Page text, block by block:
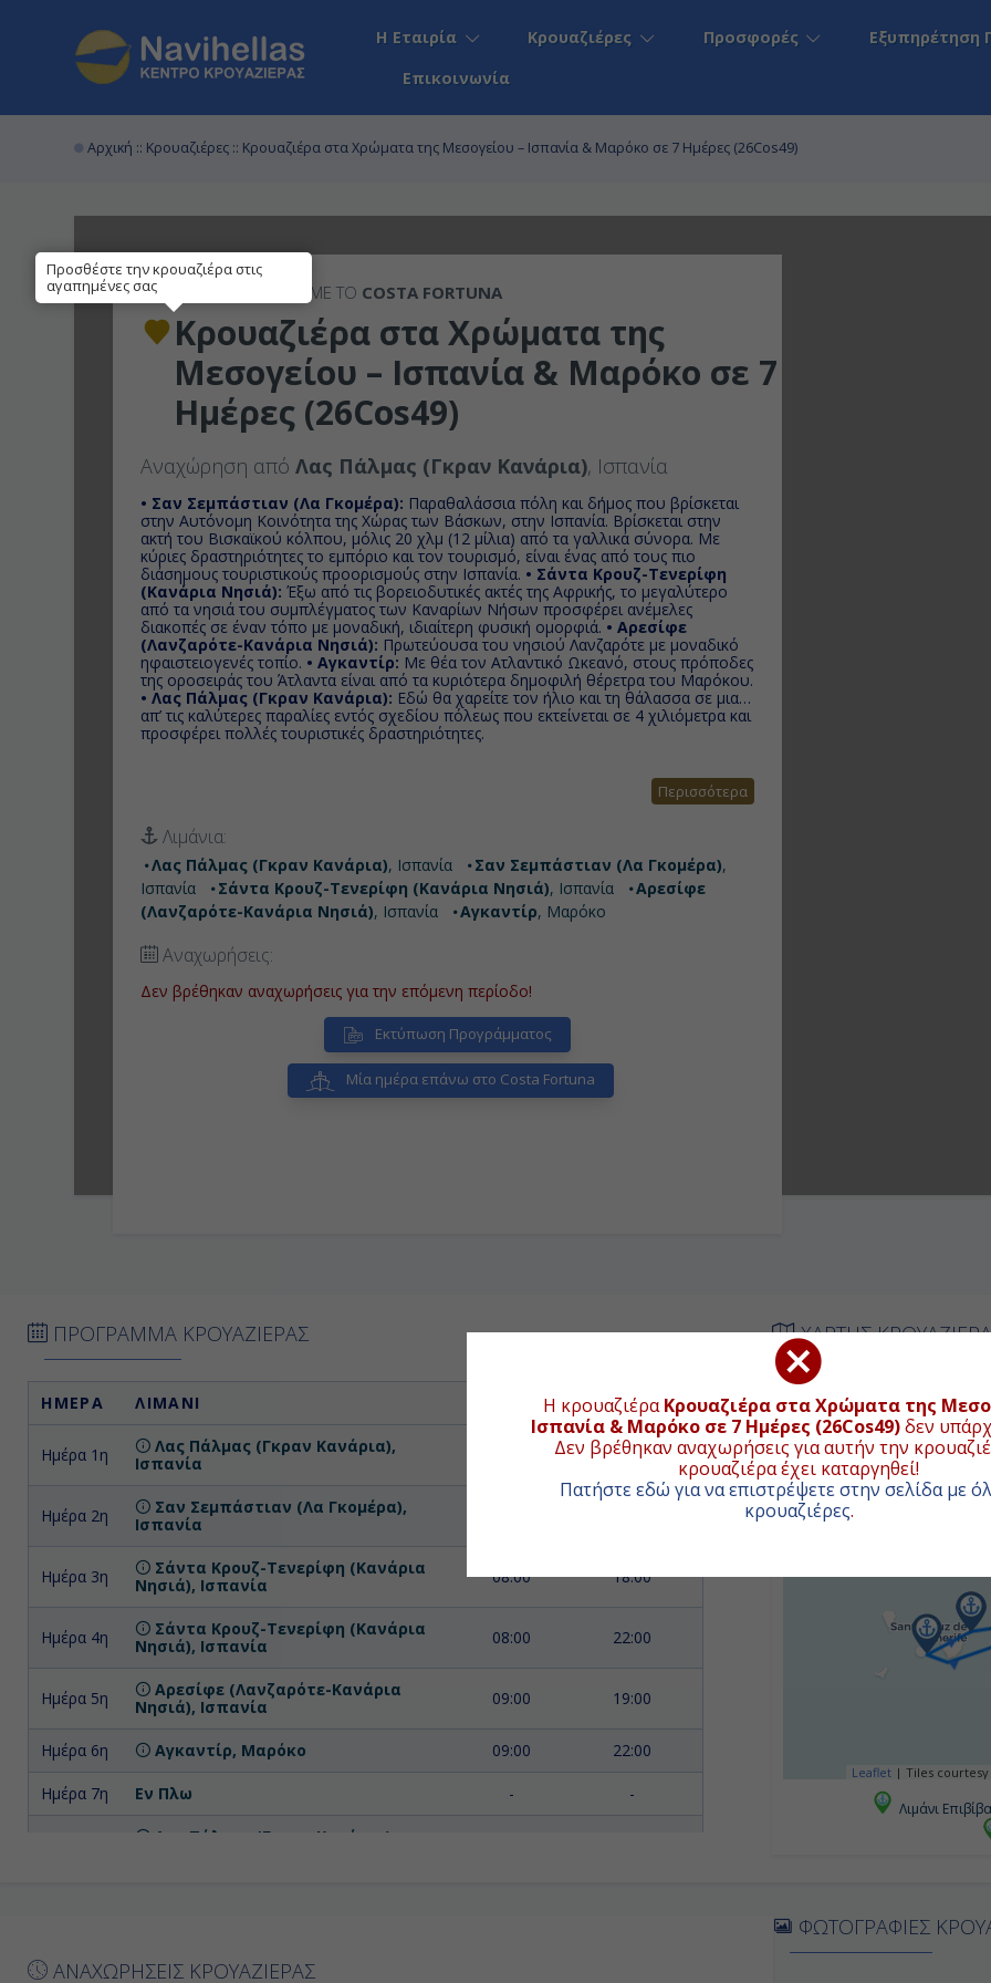
Η κρουαζιέραΚρουαζιέρα στα Χρώματα της
Ισπανία & Μαρόκο σε 7 Ημέρες (26Cos49)δεν
Δεν βρέθηκαν αναχωρήσεις για αυτήν την
κρουαζιέρα έχει καταργηθεί!
Πατήστε εδώ για να επιστρέψετε στην σελίδα με
κρουαζιέρες.
Η Εταιρία Κρουαζιέρες Προσφορές
Εξυπηρέτηση
Επικοινωνία
Αρχική :: Κρουαζιέρες :: Κρουαζιέρα στα Χρώματα της Μεσογείου – Ισπανία & Μαρόκο σε 7 Ημέρες (26Cos49)
7ΉΜΕΡΗ ΚΡΟΥΑΖΙΕΡΑ ΜΕ ΤΟ COSTA FORTUNA
Κρουαζιέρα στα Χρώματα της
Μεσογείου – Ισπανία & Μαρόκο σε 7
Ημέρες (26Cos49)
Αναχώρηση απόΛας Πάλμας (Γκραν Κανάρια), Ισπανία
• Σαν Σεμπάστιαν (Λα Γκομέρα): Παραθαλάσσια πόλη και δήμος που βρίσκεται
στην Αυτόνομη Κοινότητα της Χώρας των Βάσκων, στην Ισπανία. Βρίσκεται στην
ακτή του Βισκαϊκού κόλπου, μόλις 20 χλμ (12 μίλια) από τα γαλλικά σύνορα. Με
κύριες δραστηριότητες το εμπόριο και τον τουρισμό, είναι ένας από τους πιο
διάσημους τουριστικούς προορισμούς στην Ισπανία. • Σάντα Κρουζ-Τενερίφη
(Κανάρια Νησιά): Έξω από τις βορειοδυτικές ακτές της Αφρικής, το μεγαλύτερο
από τα νησιά του συμπλέγματος των Καναρίων Νήσων προσφέρει ανέμελες
διακοπές σε έναν τόπο με μοναδική, ιδιαίτερη φυσική ομορφιά.• Αρεσίφε
(Λανζαρότε-Κανάρια Νησιά): Πρωτεύουσα του νησιού Λανζαρότε με μοναδικό
ηφαιστειογενές τοπίο. • Αγκαντίρ: Με θέα τον Ατλαντικό Ωκεανό, στους πρόποδες
της οροσειράς του Άτλαντα είναι από τα κυριότερα δημοφιλή θέρετρα του Μαρόκου.
• Λας Πάλμας (Γκραν Κανάρια): Εδώ θα χαρείτε τον ήλιο και τη θάλασσα σε μια
απ’ τις καλύτερες παραλίες εντός σχεδίου πόλεως που εκτείνεται σε 4 χιλιόμετρα και
προσφέρει πολλές τουριστικές δραστηριότητες.
Περισσότερα
Λιμάνια:
Λας Πάλμας (Γκραν Κανάρια), Ισπανία Σαν Σεμπάστιαν (Λα Γκομέρα),
Ισπανία
Σάντα Κρουζ-Τενερίφη (Κανάρια Νησιά), Ισπανία
Αρεσίφε
(Λανζαρότε-Κανάρια Νησιά), Ισπανία Αγκαντίρ, Μαρόκο
Αναχωρήσεις:
Δεν βρέθηκαν αναχωρήσεις για την επόμενη περίοδο!
Εκτύπωση Προγράμματος
Μία ημέρα επάνω στο Costa Fortuna
ΠΡΟΓΡΑΜΜΑ ΚΡΟΥΑΖΙΕΡΑΣ
ΗΜΕΡΑ ΛΙΜΑΝΙ ΑΝΑΧΩΡΗΣΗ
Ημέρα 1η
Λας Πάλμας (Γκραν Κανάρια),
Ισπανία
22:00
Ημέρα 2η
Σαν Σεμπάστιαν (Λα Γκομέρα),
Ισπανία
Ημέρα 3η
Σάντα Κρουζ-Τενερίφη (Κανάρια
Νησιά), Ισπανία
08:00 18:00
Ημέρα 4η
Σάντα Κρουζ-Τενερίφη (Κανάρια
Νησιά), Ισπανία
08:00 22:00
Ημέρα 5η
Αρεσίφε (Λανζαρότε-Κανάρια
Νησιά), Ισπανία
09:00 19:00
Ημέρα 6η Αγκαντίρ, Μαρόκο 09:00 22:00
Ημέρα 7η Εν Πλω - -
Λας Πάλμας (Γκραν Κανάρια),
ΧΑΡΤΗΣ
+
−
Leaflet | Tiles
Λιμάνι
ΑΝΑΧΩΡΗΣΕΙΣ ΚΡΟΥΑΖΙΕΡΑΣ
ΦΩΤΟΓΡΑΦΙΕΣ
Προσθέστε την κρουαζιέρα στις
αγαπημένες σας